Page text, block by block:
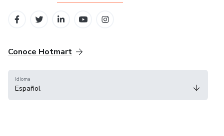
Conoce Hotmart
Idioma
Español